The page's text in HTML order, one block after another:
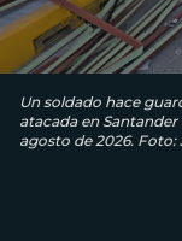
Un soldado hace
atacada en
agosto de 2026.